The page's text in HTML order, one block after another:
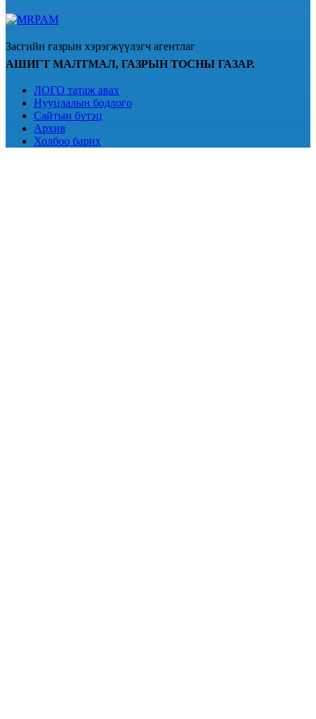
Засгийн газрын хэрэгжүүлэгч агентлаг
АШИГТ МАЛТМАЛ, ГАЗРЫН ТОСНЫ ГАЗАР.
ЛОГО татаж авах
Нууцлалын бодлого
Сайтын бүтэц
Архив
Холбоо барих